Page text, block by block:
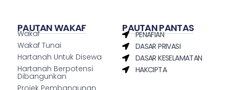
PAUTAN WAKAF
Wakaf
Wakaf Tunai
Hartanah Untuk Disewa
Hartanah Berpotensi
Dibangunkan
PAUTAN PANTAS
PENAFIAN
DASAR PRIVASI
DASAR KESELAMATAN
HAKCIPTA